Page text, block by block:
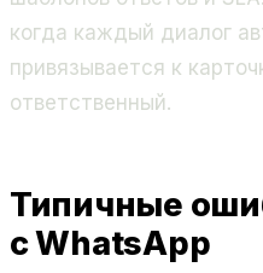
когда каждый диалог
привязывается к
ответственный.
Типичные
с WhatsApp